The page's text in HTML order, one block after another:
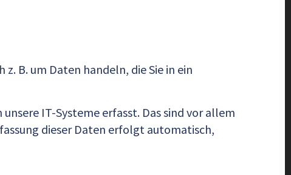
B. um Daten handeln, die Sie in ein
IT-Systeme erfasst. Das sind vor allem
dieser Daten erfolgt automatisch,